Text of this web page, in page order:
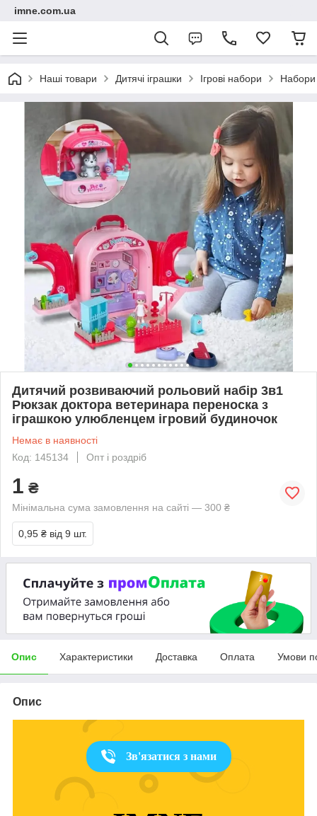
imne.com.ua
Наші товари Дитячі іграшки Ігрові набори Набори
Дитячий розвиваючий рольовий набір 3в1
Рюкзак доктора ветеринара переноска з
іграшкою улюбленцем ігровий будиночок
Немає в наявності
Код: 145134
Опт і роздріб
1 ₴
Мінімальна сума замовлення на сайті — 300 ₴
0,95 ₴ від 9 шт.
Опис Характеристики Доставка Оплата Умови
Опис
Зв'язатися з нами